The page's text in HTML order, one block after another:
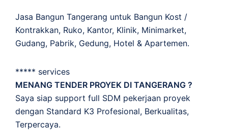
Jasa Bangun Tangerang untuk Bangun Kost /
Kontrakkan, Ruko, Kantor, Klinik, Minimarket,
Gudang, Pabrik, Gedung, Hotel & Apartemen.
***** services
MENANG TENDER PROYEK DI TANGERANG ?
Saya siap support full SDM pekerjaan proyek
dengan Standard K3 Profesional, Berkualitas,
Terpercaya.